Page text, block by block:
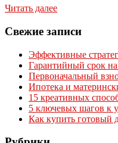
Читать далее
Свежие записи
Эффективные
Гарантийный срок
Первоначальный
Ипотека и
15 креативных
5 ключевых шагов к
Как купить готовый